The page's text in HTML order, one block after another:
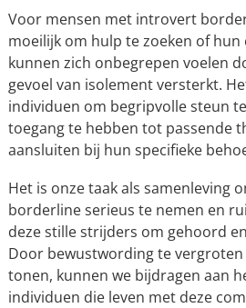
Voor mensen met introvert
moeilijk om hulp te zoeken of hun
kunnen zich onbegrepen voelen
gevoel van isolement versterkt.
individuen om begripvolle steun
toegang te hebben tot passende
aansluiten bij hun specifieke
Het is onze taak als samenleving
borderline serieus te nemen en
deze stille strijders om gehoord
Door bewustwording te
tonen, kunnen we bijdragen aan
individuen die leven met deze